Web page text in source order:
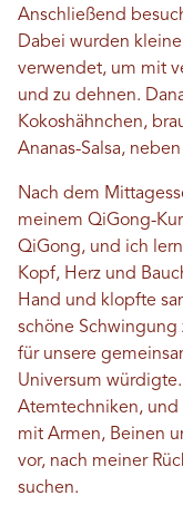
Anschließend
Dabei wurden
verwendet, um mit
und zu dehnen.
Kokoshähnchen,
Ananas-Salsa,
Nach dem
meinem QiGong-
QiGong, und ich
Kopf, Herz und
Hand und klopfte
schöne Schwingung
für unsere
Universum
Atemtechniken,
mit Armen, Beinen
vor, nach meiner
suchen.